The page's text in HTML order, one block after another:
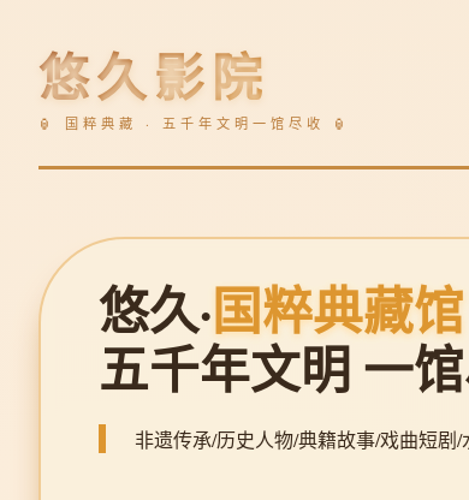
悠久影院
🏮 国粹典藏 · 五千年文明一馆尽收 🏮
悠久·国粹典藏馆
五千年文明 一
非遗传承/历史人物/典籍故事/戏曲短剧